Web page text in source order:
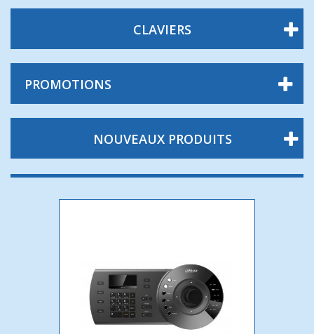
CLAVIERS
PROMOTIONS
NOUVEAUX PRODUITS